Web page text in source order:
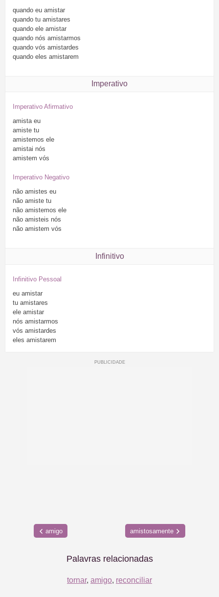
quando eu amistar
quando tu amistares
quando ele amistar
quando nós amistarmos
quando vós amistardes
quando eles amistarem
Imperativo
Imperativo Afirmativo
amista eu
amiste tu
amistemos ele
amistai nós
amistem vós
Imperativo Negativo
não amistes eu
não amiste tu
não amistemos ele
não amisteis nós
não amistem vós
Infinitivo
Infinitivo Pessoal
eu amistar
tu amistares
ele amistar
nós amistarmos
vós amistardes
eles amistarem
amigo amistosamente
Palavras relacionadas
tornar, amigo, reconciliar